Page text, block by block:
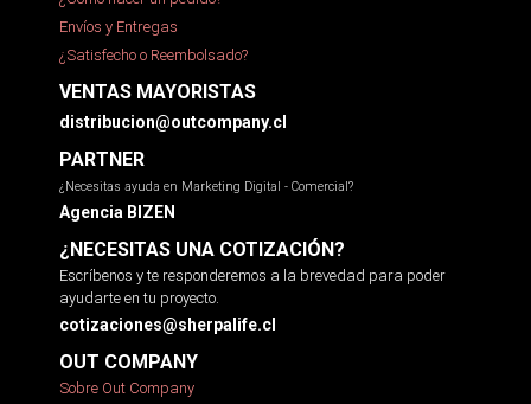
Envíos y Entregas
¿Satisfecho o Reembolsado?
VENTAS MAYORISTAS
distribucion@outcompany.cl
PARTNER
¿Necesitas ayuda en Marketing Digital - Comercial?
Agencia BIZEN
¿NECESITAS UNA COTIZACIÓN?
Escríbenos y te responderemos a la brevedad para poder
ayudarte en tu proyecto.
cotizaciones@sherpalife.cl
OUT COMPANY
Sobre Out Company